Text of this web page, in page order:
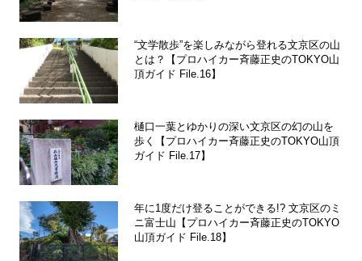
“文学散歩”を楽しみながら登れる文京区の山
とは？【プロハイカー斉藤正史のTOKYO山
頂ガイド File.16】
樋口一葉とゆかりの深い文京区の幻の山を
歩く【プロハイカー斉藤正史のTOKYO山頂
ガイド File.17】
年に1度だけ登ることができる!? 文京区のミ
ニ富士山【プロハイカー斉藤正史のTOKYO
山頂ガイド File.18】